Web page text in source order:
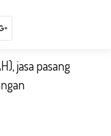
jasa pasang